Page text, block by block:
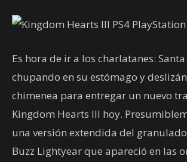
Es hora de ir a los charlatanes:
chupando en su estómago y
chimenea para entregar un nuevo
Kingdom Hearts III hoy.
una versión extendida del
Buzz Lightyear que apareció en las